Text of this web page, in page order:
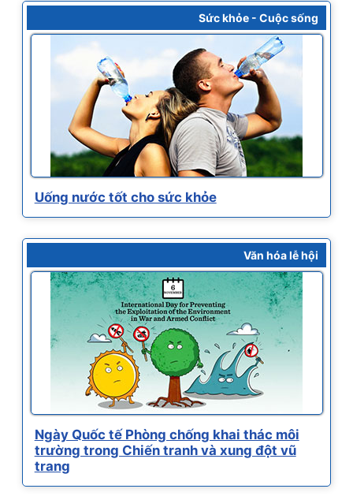
Sức khỏe - Cuộc sống
Uống nước tốt cho sức khỏe
Văn hóa lễ hội
Ngày Quốc tế Phòng chống khai thác môi
trường trong Chiến tranh và xung đột vũ
trang